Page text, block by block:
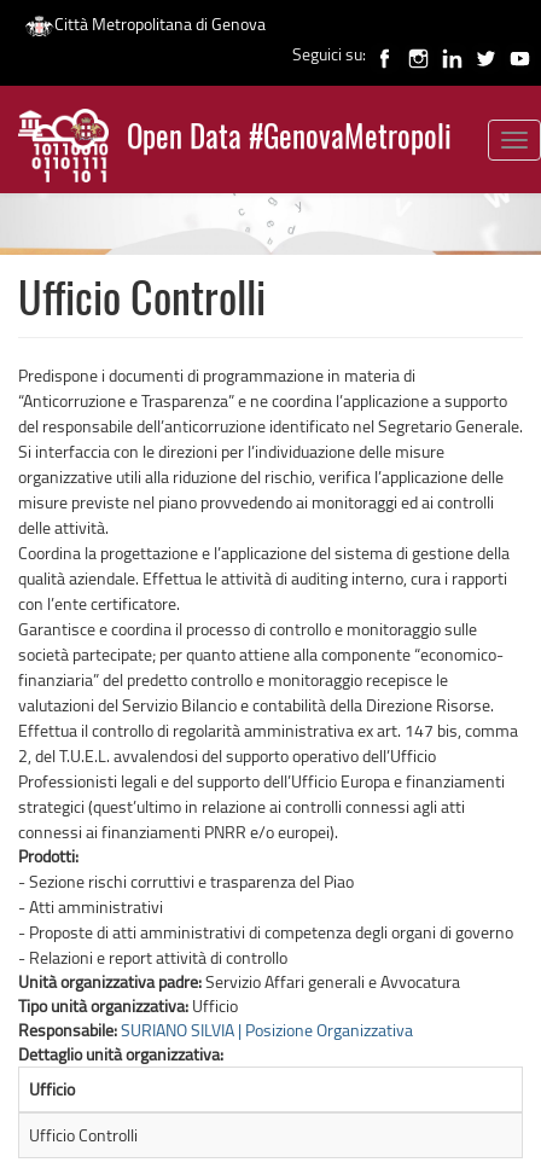
Salta
contenuto
principale
Città Metropolitana di Genova
Seguici su:
Open Data #GenovaMetropoli
News
Ufficio Controlli
Predispone i documenti di programmazione in materia di
“Anticorruzione e Trasparenza” e ne coordina l’applicazione a supporto
del responsabile dell’anticorruzione identificato nel Segretario Generale.
Si interfaccia con le direzioni per l’individuazione delle misure
organizzative utili alla riduzione del rischio, verifica l’applicazione delle
misure previste nel piano provvedendo ai monitoraggi ed ai controlli
delle attività.
Coordina la progettazione e l’applicazione del sistema di gestione della
qualità aziendale. Effettua le attività di auditing interno, cura i rapporti
con l’ente certificatore.
Garantisce e coordina il processo di controllo e monitoraggio sulle
società partecipate; per quanto attiene alla componente “economico-
finanziaria” del predetto controllo e monitoraggio recepisce le
valutazioni del Servizio Bilancio e contabilità della Direzione Risorse.
Effettua il controllo di regolarità amministrativa ex art. 147 bis, comma
2, del T.U.E.L. avvalendosi del supporto operativo dell’Ufficio
Professionisti legali e del supporto dell’Ufficio Europa e finanziamenti
strategici (quest’ultimo in relazione ai controlli connessi agli atti
connessi ai finanziamenti PNRR e/o europei).
Prodotti:
- Sezione rischi corruttivi e trasparenza del Piao
- Atti amministrativi
- Proposte di atti amministrativi di competenza degli organi di governo
- Relazioni e report attività di controllo
Unità organizzativa padre:Servizio Affari generali e Avvocatura
Tipo unità organizzativa: Ufficio
Responsabile:SURIANO SILVIA | Posizione Organizzativa
Dettaglio unità organizzativa:
Ufficio
Ufficio Controlli